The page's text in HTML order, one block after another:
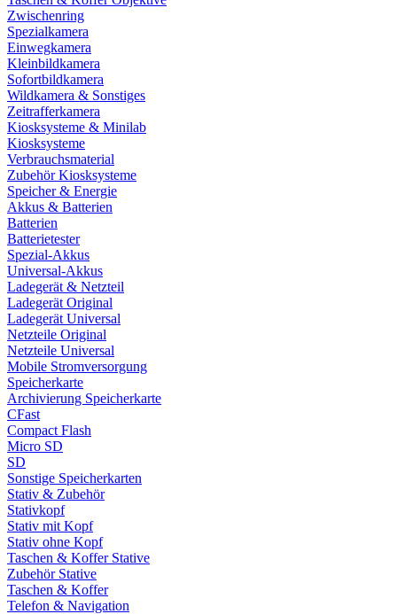
Zwischenring
Spezialkamera
Einwegkamera
Kleinbildkamera
Sofortbildkamera
Wildkamera & Sonstiges
Zeitrafferkamera
Kiosksysteme & Minilab
Kiosksysteme
Verbrauchsmaterial
Zubehör Kiosksysteme
Speicher & Energie
Akkus & Batterien
Batterien
Batterietester
Spezial-Akkus
Universal-Akkus
Ladegerät & Netzteil
Ladegerät Original
Ladegerät Universal
Netzteile Original
Netzteile Universal
Mobile Stromversorgung
Speicherkarte
Archivierung Speicherkarte
CFast
Compact Flash
Micro SD
SD
Sonstige Speicherkarten
Stativ & Zubehör
Stativkopf
Stativ mit Kopf
Stativ ohne Kopf
Taschen & Koffer Stative
Zubehör Stative
Taschen & Koffer
Telefon & Navigation